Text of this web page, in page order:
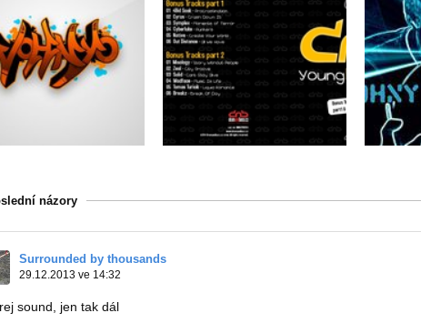
názory
Surrounded by thousands
29.12.2013 ve 14:32
sound, jen tak dál